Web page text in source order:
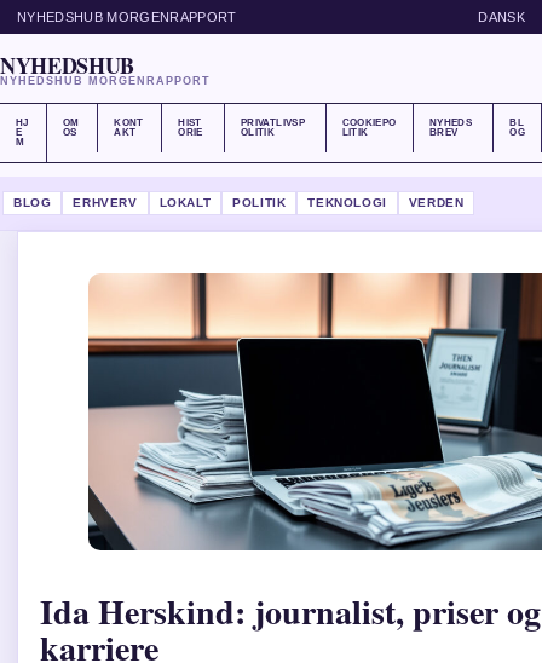
NYHEDSHUB MORGENRAPPORT DANSK
NYHEDSHUB
NYHEDSHUB MORGENRAPPORT
HJ
E
M
OM
OS
KONT
AKT
HIST
ORIE
PRIVATLIVSP
OLITIK
COOKIEPO
LITIK
NYHEDS
BREV
BL
OG
BLOG ERHVERV LOKALT POLITIK TEKNOLOGI VERDEN
Ida Herskind: journalist, priser og
karriere